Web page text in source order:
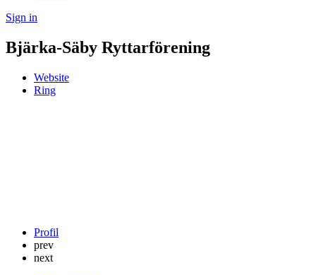
Sign in
Bjärka-Säby Ryttarförening
Website
Ring
Profil
prev
next